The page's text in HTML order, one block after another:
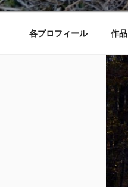
各プロフィール 作品